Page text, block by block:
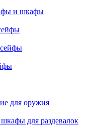
и шкафы
для оружия
для раздевалок